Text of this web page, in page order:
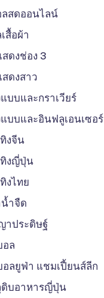
สดออนไลน์
สื้อผ้า
ดงช่อง 3
ดงสาว
บบและกราเวียร์
บบและอินฟลูเอนเซอร์
งจีน
งญี่ปุ่น
งไทย
ำจืด
าประดิษฐ์
ล
ลยูฟ่า แชมเปี้ยนส์ลีก
บอาหารญี่ปุ่น